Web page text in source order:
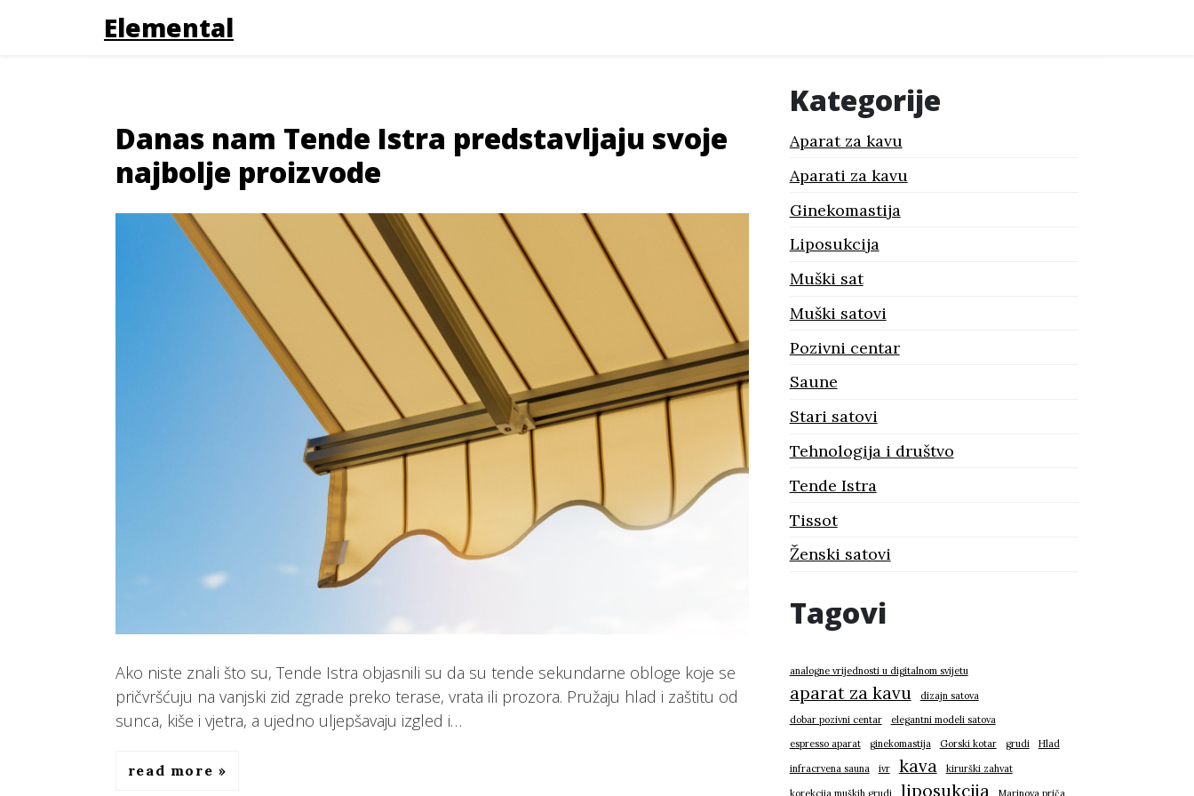
Elemental
Danas nam Tende Istra predstavljaju svoje
najbolje proizvode
Ako niste znali što su, Tende Istra objasnili su da su tende sekundarne obloge koje se
pričvršćuju na vanjski zid zgrade preko terase, vrata ili prozora. Pružaju hlad i zaštitu od
sunca, kiše i vjetra, a ujedno uljepšavaju izgled i…
read more
Kategorije
Aparat za kavu
Aparati za kavu
Ginekomastija
Liposukcija
Muški sat
Muški satovi
Pozivni centar
Saune
Stari satovi
Tehnologija i društvo
Tende Istra
Tissot
Ženski satovi
Tagovi
analogne vrijednosti u digitalnom svijetu
aparat za kavu
dizajn satova
dobar pozivni centar
elegantni modeli satova
espresso aparat
ginekomastija Gorski kotar grudi
Hlad
infracrvena sauna
ivr kava
kirurški zahvat
korekcija muških grudi
liposukcija
Marinova priča